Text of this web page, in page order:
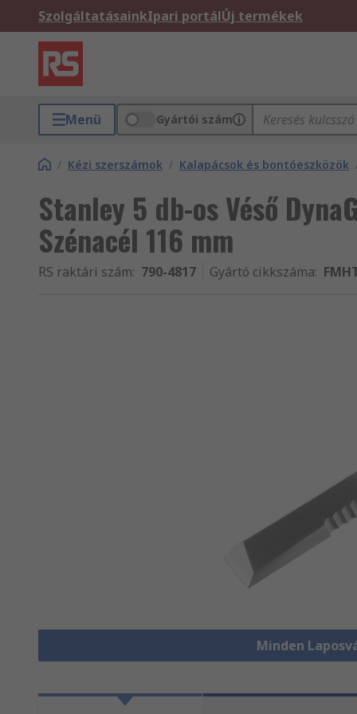
SzolgáltatásainkIpari portálÚj termékek
Menü Gyártói szám
/ Kézi szerszámok / Kalapácsok és bontóeszközök
Stanley 5 db-os Véső
Szénacél 116 mm
RS raktári szám: 790-4817 Gyártó cikkszáma:
Minden